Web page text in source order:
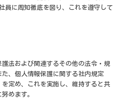
員に周知徹底を図り、これを遵守して
法および関連するその他の法令・規
、個人情報保護に関する社内規定
を定め、これを実施し、維持すると共
めます。